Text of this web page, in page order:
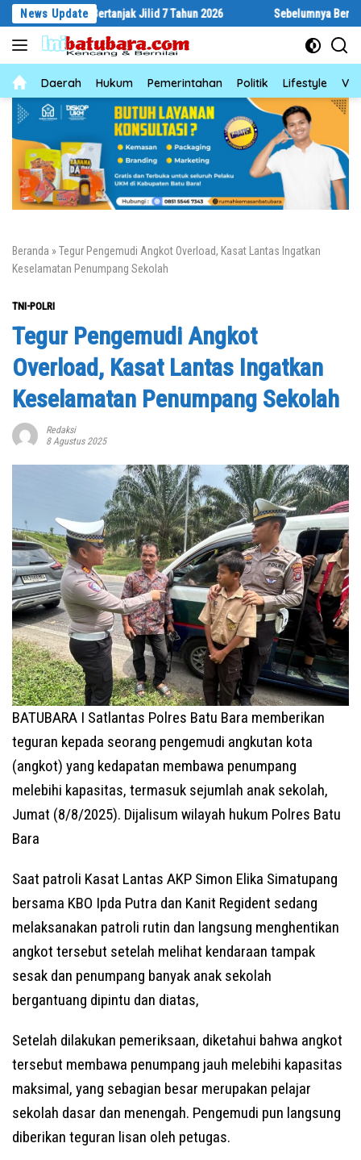
Langsung
konten
News Update
Bertanjak Jilid 7 Tahun 2026 Sebelumnya Berlantaikan
NewsDaerah Hukum Pemerintahan Politik Lifestyle
Beranda » Tegur Pengemudi Angkot Overload, Kasat Lantas Ingatkan
Keselamatan Penumpang Sekolah
TNI-POLRI
Tegur Pengemudi Angkot
Overload, Kasat Lantas Ingatkan
Keselamatan Penumpang Sekolah
Redaksi
8 Agustus 2025
BATUBARA I Satlantas Polres Batu Bara memberikan
teguran kepada seorang pengemudi angkutan kota
(angkot) yang kedapatan membawa penumpang
melebihi kapasitas, termasuk sejumlah anak sekolah,
Jumat (8/8/2025). Dijalisum wilayah hukum Polres Batu
Bara
Saat patroli Kasat Lantas AKP Simon Elika Simatupang
bersama KBO Ipda Putra dan Kanit Regident sedang
melaksanakan patroli rutin dan langsung menghentikan
angkot tersebut setelah melihat kendaraan tampak
sesak dan penumpang banyak anak sekolah
bergantuang dipintu dan diatas,
Setelah dilakukan pemeriksaan, diketahui bahwa angkot
tersebut membawa penumpang jauh melebihi kapasitas
maksimal, yang sebagian besar merupakan pelajar
sekolah dasar dan menengah. Pengemudi pun langsung
diberikan teguran lisan oleh petugas.